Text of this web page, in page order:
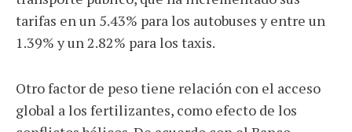
tarifas en un 5.43% para los autobuses y entre un
1.39% y un 2.82% para los taxis.
Otro factor de peso tiene relación con el acceso
global a los fertilizantes, como efecto de los